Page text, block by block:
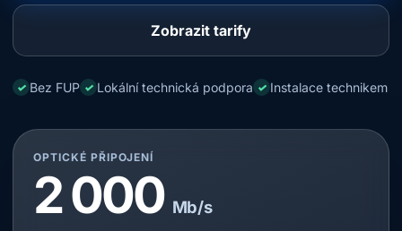
Zobrazit tarify
✓ Bez FUP ✓ Lokální technická podpora ✓ Instalace technikem
OPTICKÉ PŘIPOJENÍ
2 000 Mb/s